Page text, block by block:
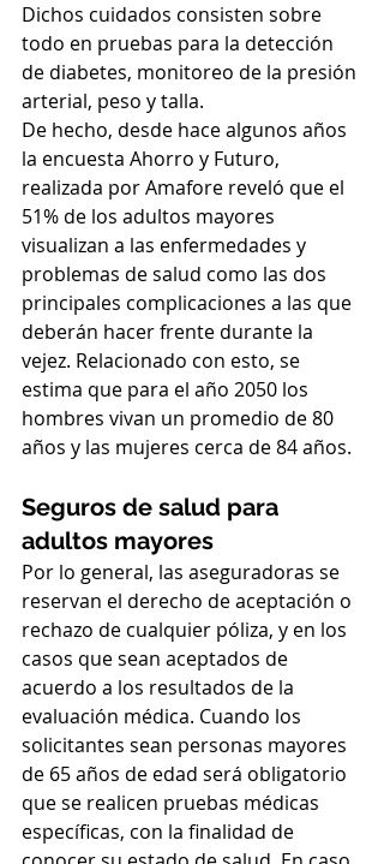
Dichos cuidados consisten sobre
todo en pruebas para la detección
de diabetes, monitoreo de la presión
arterial, peso y talla.
De hecho, desde hace algunos años
la encuesta Ahorro y Futuro,
realizada por Amafore reveló que el
51% de los adultos mayores
visualizan a las enfermedades y
problemas de salud como las dos
principales complicaciones a las que
deberán hacer frente durante la
vejez. Relacionado con esto, se
estima que para el año 2050 los
hombres vivan un promedio de 80
años y las mujeres cerca de 84 años.
Seguros de salud para
adultos mayores
Por lo general, las aseguradoras se
reservan el derecho de aceptación o
rechazo de cualquier póliza, y en los
casos que sean aceptados de
acuerdo a los resultados de la
evaluación médica. Cuando los
solicitantes sean personas mayores
de 65 años de edad será obligatorio
que se realicen pruebas médicas
específicas, con la finalidad de